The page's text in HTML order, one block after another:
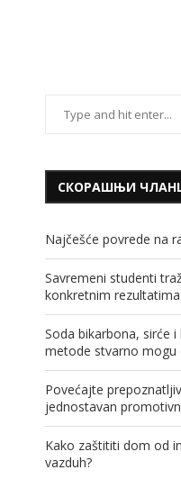
СКОРАШЊИ
Najčešće povrede na
Savremeni studenti
konkretnim rezultatima
Soda bikarbona, sirće
metode stvarno mogu
Povećajte
jednostavan
Kako zaštititi dom od
vazduh?